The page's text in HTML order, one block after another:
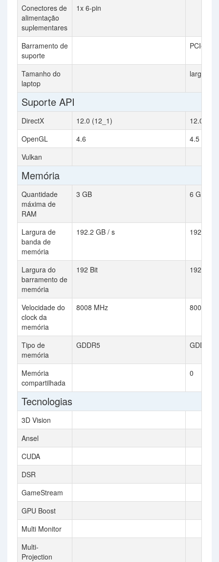
Conectores de
alimentação
suplementares
1x 6-pin
Barramento de
suporte
PCIe 3.0
Tamanho do
laptop
large
Suporte API
DirectX 12.0 (12_1)
12.0
OpenGL
4.6
4.5
Vulkan
Memória
Quantidade
máxima de
RAM
3 GB 6 GB
Largura de
banda de
memória
192.2 GB / s 192 GB /
Largura do
barramento de
memória
192 Bit 192 Bit
Velocidade do
clock da
memória
8008 MHz 8008
Tipo de
memória
GDDR5 GDDR5
Memória
compartilhada
0
Tecnologias
3D Vision
Ansel
CUDA
DSR
GameStream
GPU Boost
Multi Monitor
Multi-
Projection